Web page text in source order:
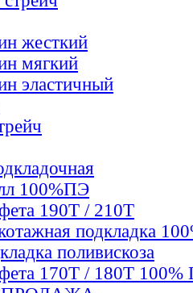
жесткий
мягкий
элаcтичный
100%ПЭ
190Т / 210Т
подкладка
поливискоза
170Т / 180Т 100%